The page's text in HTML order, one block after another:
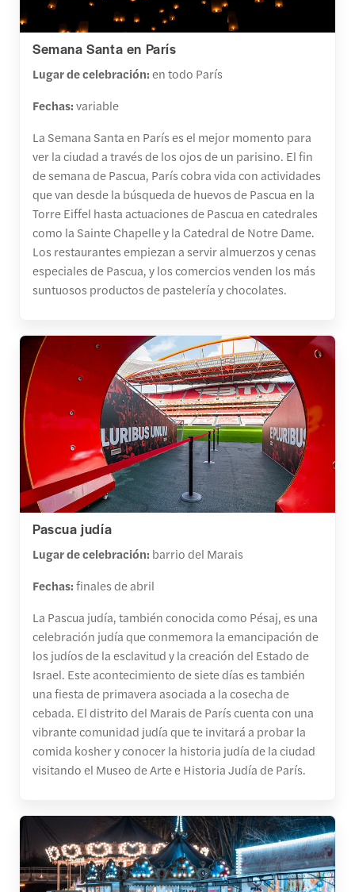
Semana Santa en París
Lugar de celebración:en todo París
Fechas:variable
La Semana Santa en París es el mejor momento para
ver la ciudad a través de los ojos de un parisino. El fin
de semana de Pascua, París cobra vida con actividades
que van desde la búsqueda de huevos de Pascua en la
Torre Eiffel hasta actuaciones de Pascua en catedrales
como la Sainte Chapelle y la Catedral de Notre Dame.
Los restaurantes empiezan a servir almuerzos y cenas
especiales de Pascua, y los comercios venden los más
suntuosos productos de pastelería y chocolates.
Pascua judía
Lugar de celebración: barrio del Marais
Fechas:finales de abril
La Pascua judía, también conocida como Pésaj, es una
celebración judía que conmemora la emancipación de
los judíos de la esclavitud y la creación del Estado de
Israel. Este acontecimiento de siete días es también
una fiesta de primavera asociada a la cosecha de
cebada. El distrito del Marais de París cuenta con una
vibrante comunidad judía que te invitará a probar la
comida kosher y conocer la historia judía de la ciudad
visitando el Museo de Arte e Historia Judía de París.